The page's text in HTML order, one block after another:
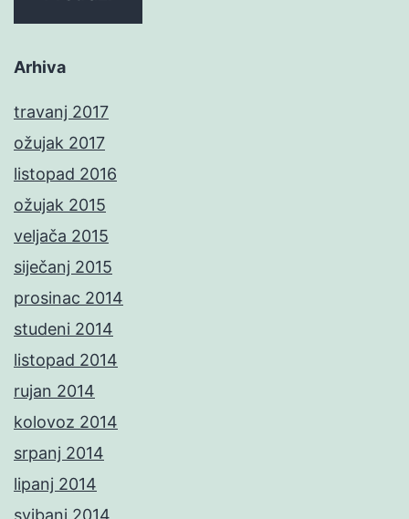
Arhiva
travanj 2017
ožujak 2017
listopad 2016
ožujak 2015
veljača 2015
siječanj 2015
prosinac 2014
studeni 2014
listopad 2014
rujan 2014
kolovoz 2014
srpanj 2014
lipanj 2014